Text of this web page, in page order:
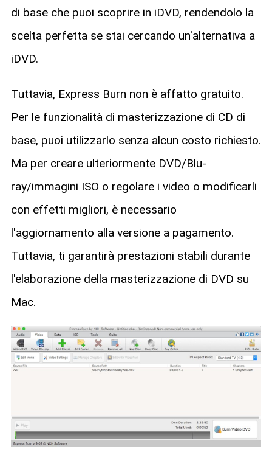
di base che puoi scoprire in iDVD, rendendolo la
scelta perfetta se stai cercando un'alternativa a
iDVD.
Tuttavia, Express Burn non è affatto gratuito.
Per le funzionalità di masterizzazione di CD di
base, puoi utilizzarlo senza alcun costo richiesto.
Ma per creare ulteriormente DVD/Blu-
ray/immagini ISO o regolare i video o modificarli
con effetti migliori, è necessario
l'aggiornamento alla versione a pagamento.
Tuttavia, ti garantirà prestazioni stabili durante
l'elaborazione della masterizzazione di DVD su
Mac.